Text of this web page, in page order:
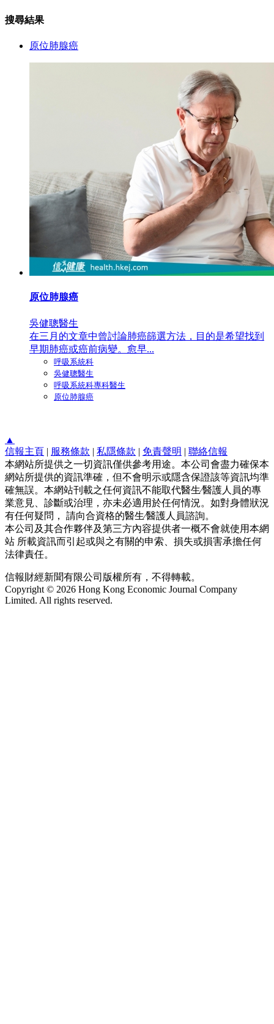
搜尋結果
原位肺腺癌
原位肺腺癌
吳健聰醫生
在三月的文章中曾討論肺癌篩選方法，目的是希望找到
早期肺癌或癌前病變。愈早...
呼吸系統科
吳健聰醫生
呼吸系統科專科醫生
原位肺腺癌
▲
信報主頁 | 服務條款 | 私隱條款 | 免責聲明 | 聯絡信報
本網站所提供之一切資訊僅供參考用途。本公司會盡力確保本
網站所提供的資訊準確，但不會明示或隱含保證該等資訊均準
確無誤。本網站刊載之任何資訊不能取代醫生∕醫護人員的專
業意見、診斷或治理，亦未必適用於任何情況。如對身體狀況
有任何疑問， 請向合資格的醫生∕醫護人員諮詢。
本公司及其合作夥伴及第三方內容提供者一概不會就使用本網
站 所載資訊而引起或與之有關的申索、損失或損害承擔任何
法律責任。
信報財經新聞有限公司版權所有，不得轉載。
Copyright © 2026 Hong Kong Economic Journal Company
Limited. All rights reserved.